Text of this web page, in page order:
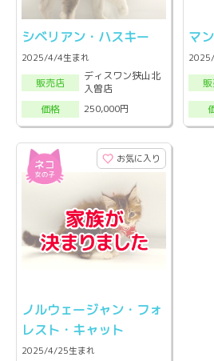
シベリアン・ハスキー
2025/4/4生まれ
販売店
ディスワン狭山北
入曽店
価格
250,000円
マ
お気に入り
ノルウェージャン・フォ
レスト・キャット
2025/4/25生まれ